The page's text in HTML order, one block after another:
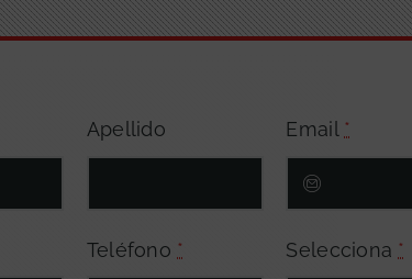
Apellido Email *
Teléfono * Selecciona *